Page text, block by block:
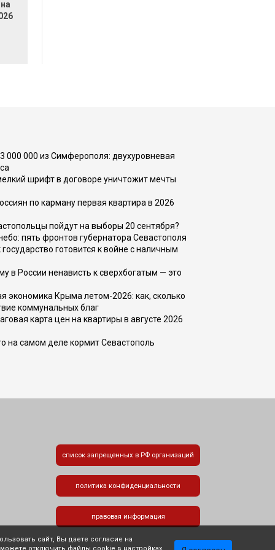
000 000 из Симферополя: двухуровневая
шрифт в договоре уничтожит мечты
по карману первая квартира в 2026
пойдут на выборы 20 сентября?
пять фронтов губернатора Севастополя
готовится к войне с наличным
в России ненависть к сверхбогатым — это
экономика Крыма летом-2026: как, сколько
коммунальных благ
карта цен на квартиры в августе 2026
на самом деле кормит Севастополь
список запрещенных в РФ организаций
политика конфиденциальности
правовая информация
сайт, Вы даете согласие на